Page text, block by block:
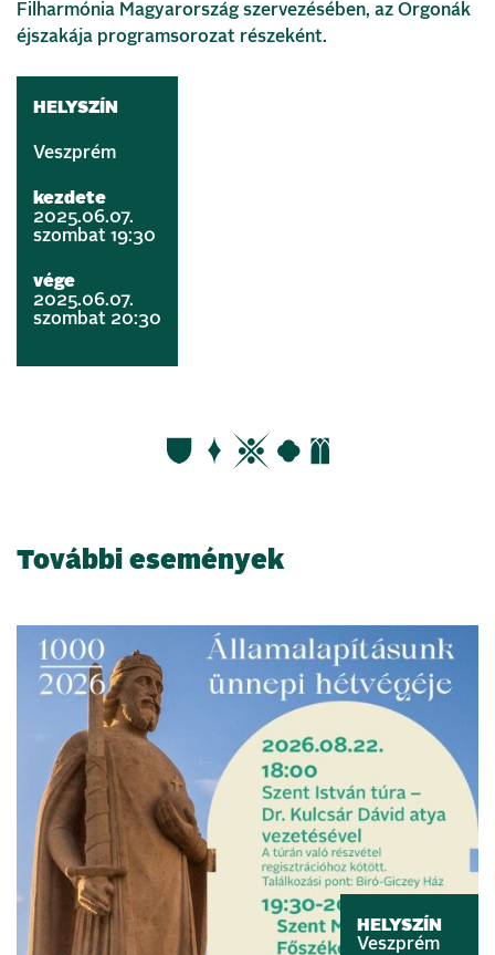
Filharmónia Magyarország szervezésében, az Orgonák
éjszakája programsorozat részeként.
HELYSZÍN
Veszprém
kezdete
2025.06.07.
szombat 19:30
vége
2025.06.07.
szombat 20:30
További események
HELYSZÍN
Veszprém